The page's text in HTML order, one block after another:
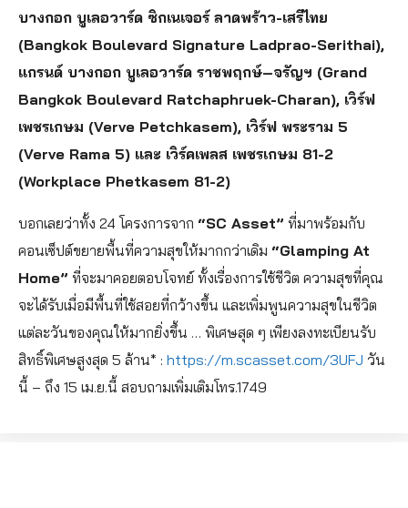
บางกอก บูเลอวาร์ด ซิกเนเจอร์ ลาดพร้าว-เสรีไทย
(Bangkok Boulevard Signature Ladprao-Serithai),
แกรนด์ บางกอก บูเลอวาร์ด ราชพฤกษ์–จรัญฯ (Grand
Bangkok Boulevard Ratchaphruek-Charan), เวิร์ฟ
เพชรเกษม (Verve Petchkasem), เวิร์ฟ พระราม 5
(Verve Rama 5) และ เวิร์คเพลส เพชรเกษม 81-2
(Workplace Phetkasem 81-2)
บอกเลยว่าทั้ง 24 โครงการจาก “SC Asset” ที่มาพร้อมกับ
คอนเซ็ปต์ขยายพื้นที่ความสุขให้มากกว่าเดิม “Glamping At
Home” ที่จะมาคอยตอบโจทย์ ทั้งเรื่องการใช้ชีวิต ความสุขที่คุณ
จะได้รับเมื่อมีพื้นที่ใช้สอยที่กว้างขึ้น และเพิ่มพูนความสุขในชีวิต
แต่ละวันของคุณให้มากยิ่งขึ้น … พิเศษสุด ๆ เพียงลงทะเบียนรับ
สิทธิ์พิเศษสูงสุด 5 ล้าน* : https://m.scasset.com/3UFJ วัน
นี้ – ถึง 15 เม.ย.นี้ สอบถามเพิ่มเติมโทร.1749